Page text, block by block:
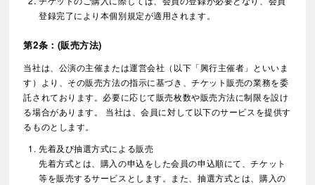
登録完了により本個別規定が適用されます。
第2条：(販売方法)
当社は、公演の主催または運営会社（以下「興行主催者」といいま
す）より、その販売方法の指示に基づき、チケット販売の業務を委
託されております。必要に応じて販売枚数や販売方法に制限を設け
る場合があります。 当社は、会員に対して以下のサービスを提供す
るものとします。
先着及び抽選方式による販売
先着方式とは、購入の申込をした会員の申込順にて、チケット
等を販売するサービスとします。また、抽選方式とは、購入の